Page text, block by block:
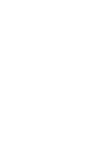
su comodidad.
viaje.
licores con cargo